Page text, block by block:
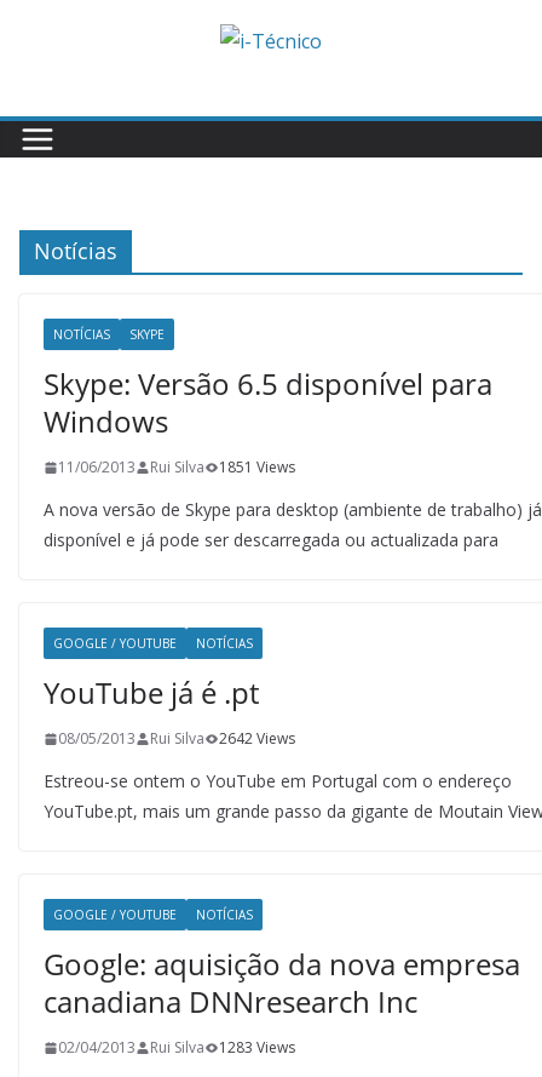
Notícias
NOTÍCIAS SKYPE
Skype: Versão 6.5 disponível para
Windows
11/06/2013 Rui Silva 1851 Views
A nova versão de Skype para desktop (ambiente de trabalho)
disponível e já pode ser descarregada ou actualizada para
GOOGLE / YOUTUBE NOTÍCIAS
YouTube já é .pt
08/05/2013 Rui Silva 2642 Views
Estreou-se ontem o YouTube em Portugal com o endereço
YouTube.pt, mais um grande passo da gigante de Moutain
GOOGLE / YOUTUBE NOTÍCIAS
Google: aquisição da nova empresa
canadiana DNNresearch Inc
02/04/2013 Rui Silva 1283 Views